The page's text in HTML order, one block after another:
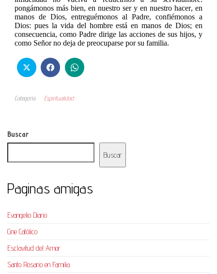
pongámonos más bien, en nuestro ser y en nuestro hacer, en
manos de Dios, entreguémonos al Padre, confiémonos a
Dios: pues la vida del hombre está en manos de Dios; en
consecuencia, como Padre dirige las acciones de sus hijos, y
como Señor no deja de preocuparse por su familia.
Categoría Espiritualidad
Buscar
Buscar
Paginas amigas
Evangelio Diario
Cine Católico
Esclavitud del Amor
Santo Rosario en Familia